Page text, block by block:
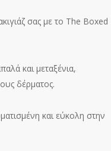
σας με το The Boxed
και μεταξένια,
δέρματος.
και εύκολη στην